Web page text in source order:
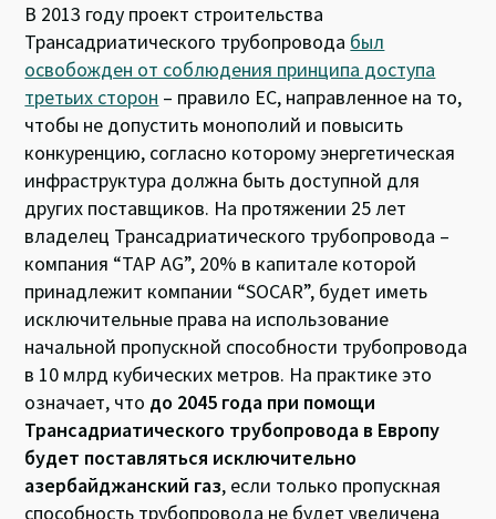
В 2013 году проект строительства
Трансадриатического трубопровода был
освобожден от соблюдения принципа доступа
третьих сторон – правило ЕС, направленное на то,
чтобы не допустить монополий и повысить
конкуренцию, согласно которому энергетическая
инфраструктура должна быть доступной для
других поставщиков. На протяжении 25 лет
владелец Трансадриатического трубопровода –
компания “TAP AG”, 20% в капитале которой
принадлежит компании “SOCAR”, будет иметь
исключительные права на использование
начальной пропускной способности трубопровода
в 10 млрд кубических метров. На практике это
означает, что до 2045 года при помощи
Трансадриатического трубопровода в Европу
будет поставляться исключительно
азербайджанский газ, если только пропускная
способность трубопровода не будет увеличена